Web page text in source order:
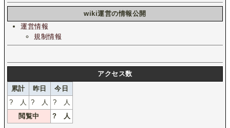
wiki運営の情報公開
運営情報
規制情報
アクセス数
累計
昨日
今日
? 人 ? 人 ? 人
閲覧中
? 人